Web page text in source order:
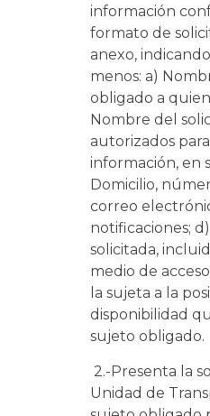
información
formato de
anexo,
menos: a)
obligado a
Nombre del
autorizados
información, en
Domicilio,
correo
notificaciones;
solicitada,
medio de
la sujeta a la
disponibilidad
sujeto obligado.
2.-Presenta la
Unidad de